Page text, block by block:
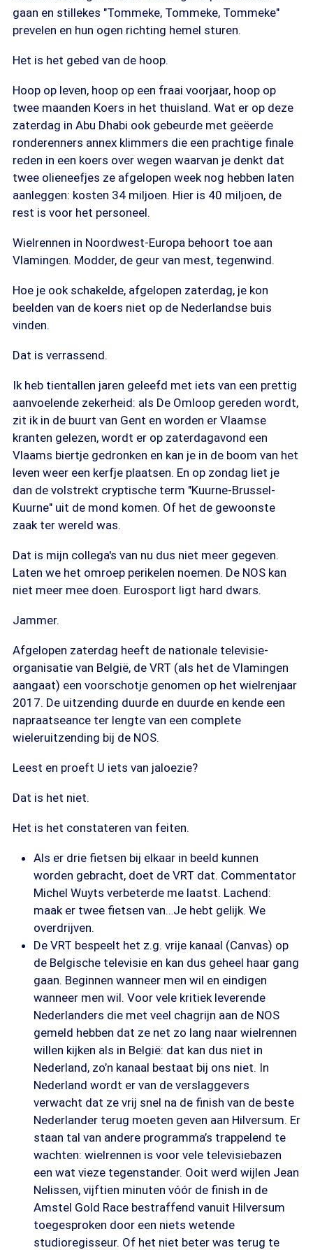
gaan en stillekes "Tommeke, Tommeke, Tommeke"
prevelen en hun ogen richting hemel sturen.
Het is het gebed van de hoop.
Hoop op leven, hoop op een fraai voorjaar, hoop op
twee maanden Koers in het thuisland. Wat er op deze
zaterdag in Abu Dhabi ook gebeurde met geëerde
ronderenners annex klimmers die een prachtige finale
reden in een koers over wegen waarvan je denkt dat
twee olieneefjes ze afgelopen week nog hebben laten
aanleggen: kosten 34 miljoen. Hier is 40 miljoen, de
rest is voor het personeel.
Wielrennen in Noordwest-Europa behoort toe aan
Vlamingen. Modder, de geur van mest, tegenwind.
Hoe je ook schakelde, afgelopen zaterdag, je kon
beelden van de koers niet op de Nederlandse buis
vinden.
Dat is verrassend.
Ik heb tientallen jaren geleefd met iets van een prettig
aanvoelende zekerheid: als De Omloop gereden wordt,
zit ik in de buurt van Gent en worden er Vlaamse
kranten gelezen, wordt er op zaterdagavond een
Vlaams biertje gedronken en kan je in de boom van het
leven weer een kerfje plaatsen. En op zondag liet je
dan de volstrekt cryptische term "Kuurne-Brussel-
Kuurne" uit de mond komen. Of het de gewoonste
zaak ter wereld was.
Dat is mijn collega's van nu dus niet meer gegeven.
Laten we het omroep perikelen noemen. De NOS kan
niet meer mee doen. Eurosport ligt hard dwars.
Jammer.
Afgelopen zaterdag heeft de nationale televisie-
organisatie van België, de VRT (als het de Vlamingen
aangaat) een voorschotje genomen op het wielrenjaar
2017. De uitzending duurde en duurde en kende een
napraatseance ter lengte van een complete
wieleruitzending bij de NOS.
Leest en proeft U iets van jaloezie?
Dat is het niet.
Het is het constateren van feiten.
Als er drie fietsen bij elkaar in beeld kunnen
worden gebracht, doet de VRT dat. Commentator
Michel Wuyts verbeterde me laatst. Lachend:
maak er twee fietsen van…Je hebt gelijk. We
overdrijven.
De VRT bespeelt het z.g. vrije kanaal (Canvas) op
de Belgische televisie en kan dus geheel haar gang
gaan. Beginnen wanneer men wil en eindigen
wanneer men wil. Voor vele kritiek leverende
Nederlanders die met veel chagrijn aan de NOS
gemeld hebben dat ze net zo lang naar wielrennen
willen kijken als in België: dat kan dus niet in
Nederland, zo’n kanaal bestaat bij ons niet. In
Nederland wordt er van de verslaggevers
verwacht dat ze vrij snel na de finish van de beste
Nederlander terug moeten geven aan Hilversum. Er
staan tal van andere programma’s trappelend te
wachten: wielrennen is voor vele televisiebazen
een wat vieze tegenstander. Ooit werd wijlen Jean
Nelissen, vijftien minuten vóór de finish in de
Amstel Gold Race bestraffend vanuit Hilversum
toegesproken door een niets wetende
studioregisseur. Of het niet beter was terug te